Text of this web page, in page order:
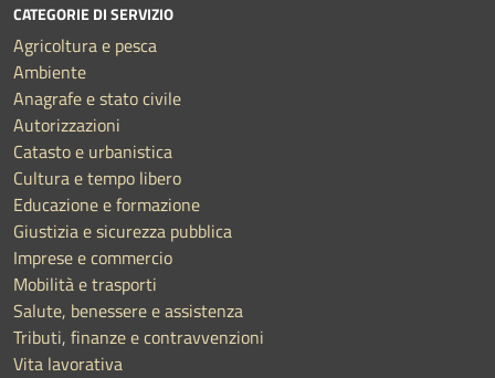
CATEGORIE DI SERVIZIO
Agricoltura e pesca
Ambiente
Anagrafe e stato civile
Autorizzazioni
Catasto e urbanistica
Cultura e tempo libero
Educazione e formazione
Giustizia e sicurezza pubblica
Imprese e commercio
Mobilità e trasporti
Salute, benessere e assistenza
Tributi, finanze e contravvenzioni
Vita lavorativa